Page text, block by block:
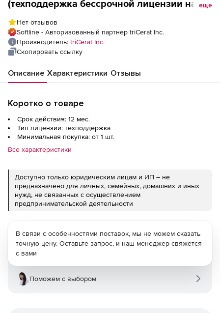
(техподдержка бессрочной лицензии на 1еще
Нет отзывов
Softline - Авторизованный партнер triCerat Inc.
Производитель: triCerat Inc.
Скопировать ссылку
Описание Характеристики Отзывы
Коротко о товаре
Срок действия: 12 мес.
Тип лицензии: техподдержка
Минимальная покупка: от 1 шт.
Все характеристики
Доступно только юридическим лицам и ИП – не
предназначено для личных, семейных, домашних и иных
нужд, не связанных с осуществлением
предпринимательской деятельности
В связи с особенностями поставок, мы не можем сказать
точную цену. Оставьте запрос, и наш менеджер свяжется
с вами
Поможем с выбором